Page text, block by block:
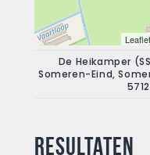
Leaflet
De Heikamper
Someren-Eind,
Resultaten